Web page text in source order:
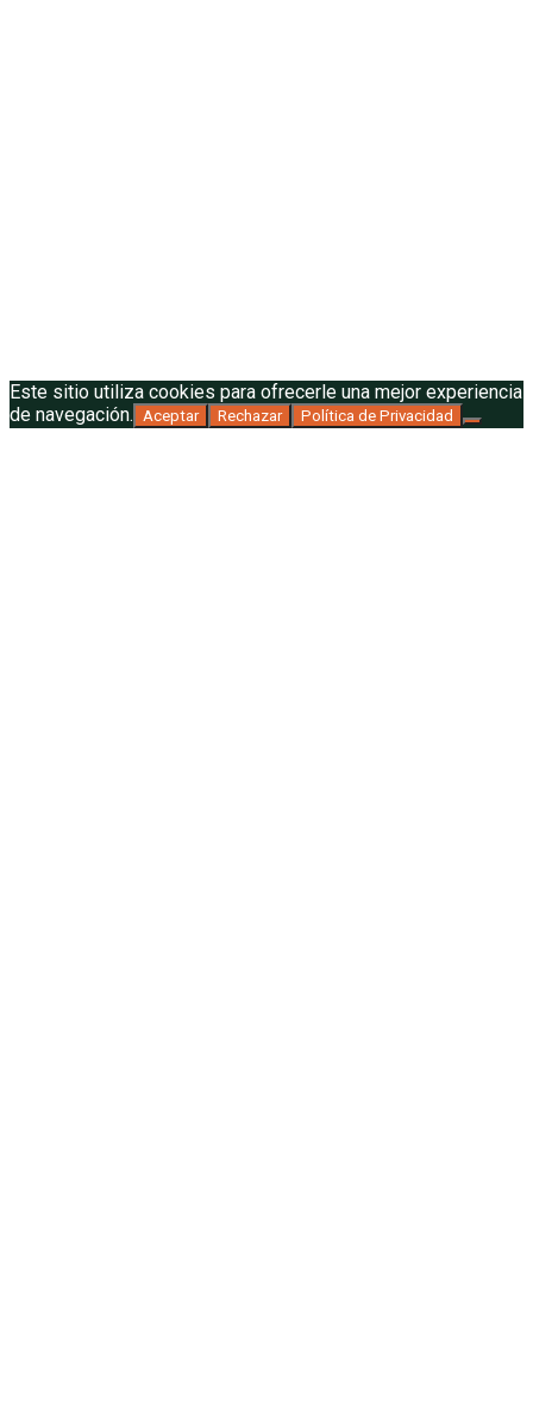
Este sitio utiliza cookies para ofrecerle una mejor experiencia
de navegación. Aceptar Rechazar Política de Privacidad